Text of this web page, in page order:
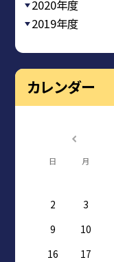
2020年度
2019年度
カレンダー
日 月
2
3
9
10
16
17